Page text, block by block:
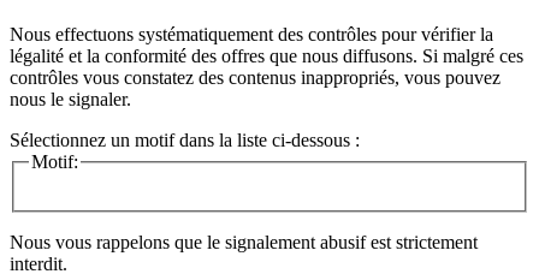
Nous effectuons systématiquement des contrôles pour vérifier la
légalité et la conformité des offres que nous diffusons. Si malgré ces
contrôles vous constatez des contenus inappropriés, vous pouvez
nous le signaler.
Sélectionnez un motif dans la liste ci-dessous :
Motif:
Nous vous rappelons que le signalement abusif est strictement
interdit.